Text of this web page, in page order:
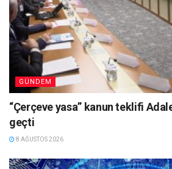
GÜNDEM
“Çerçeve yasa” kanun teklifi
geçti
8 AĞUSTOS 2026